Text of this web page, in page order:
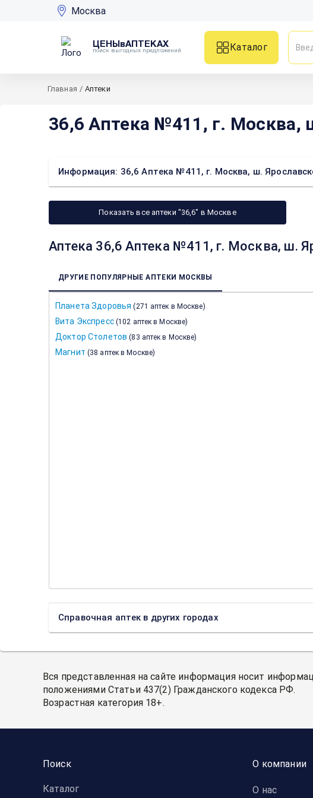
Москва
ЦЕНЫвАПТЕКАХ
поиск выгодных предложений
Каталог
Главная / Аптеки
36,6 Аптека №411, г. Москва,
Информация: 36,6 Аптека №411, г. Москва, ш.
Показать все аптеки "36,6" в Москве
Аптека 36,6 Аптека №411, г. Москва, ш.
ДРУГИЕ ПОПУЛЯРНЫЕ АПТЕКИ МОСКВЫ
Планета Здоровья (271 аптек в Москве)
Вита Экспресс (102 аптек в Москве)
Доктор Столетов (83 аптек в Москве)
Магнит (38 аптек в Москве)
Справочная аптек в других городах
Вся представленная на сайте информация носит
положениями Статьи 437(2) Гражданского кодекса РФ.
Возрастная категория 18+.
Поиск
Каталог
О компании
О нас